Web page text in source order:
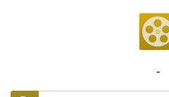
-